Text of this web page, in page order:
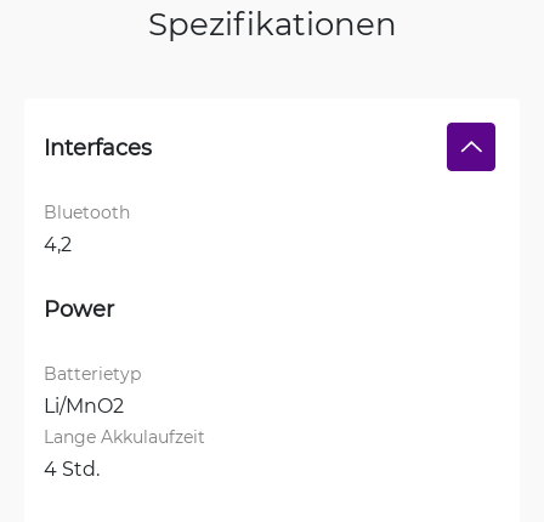
Spezifikationen
Interfaces
Bluetooth
4,2
Power
Batterietyp
Li/MnO2
Lange Akkulaufzeit
4 Std.